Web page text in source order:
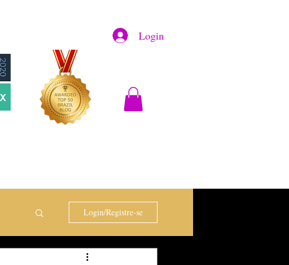
Login
Login/Registre-se